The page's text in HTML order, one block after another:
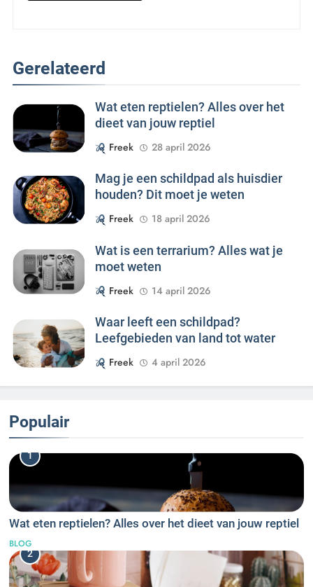
Gerelateerd
Wat eten reptielen? Alles over het
dieet van jouw reptiel
Freek
28 april 2026
Mag je een schildpad als huisdier
houden? Dit moet je weten
Freek
18 april 2026
Wat is een terrarium? Alles wat je
moet weten
Freek
14 april 2026
Waar leeft een schildpad?
Leefgebieden van land tot water
Freek
4 april 2026
Populair
1
Wat eten reptielen? Alles over het dieet van jouw reptiel
BLOG
2